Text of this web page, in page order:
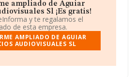
número de empleados y
información a disposición de
con un número de empleados
sector.
esonaudiovisual@hotmail.com
Servicios Audiovisuales S.L, con
ampliado de Aguiar
Sl ¡Es gratis!
y te regalamos el
de esta empresa.
AMPLIADO DE AGUIAR
AUDIOVISUALES SL